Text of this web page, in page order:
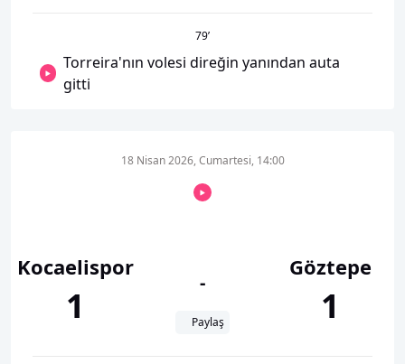
79’
Torreira'nın volesi direğin yanından auta
gitti
Kocaelispor
1
18 Nisan 2026, Cumartesi, 14:00
-
Paylaş
Göztepe
1